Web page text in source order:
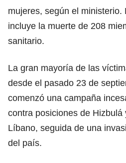
mujeres, según el ministerio.
incluye la muerte de 208
sanitario.
La gran mayoría de las
desde el pasado 23 de
comenzó una campaña
contra posiciones de Hizbulá
Líbano, seguida de una
del país.